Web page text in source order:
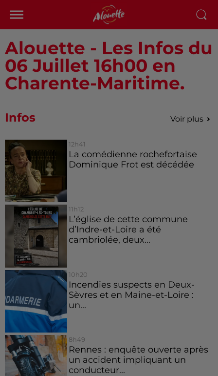
Alouette - Les Infos du
06 Juillet 16h00 en
Charente-Maritime.
Infos Voir plus
12h41
La comédienne rochefortaise
Dominique Frot est décédée
11h12
L’église de cette commune
d’Indre-et-Loire a été
cambriolée, deux...
10h20
Incendies suspects en Deux-
Sèvres et en Maine-et-Loire :
un...
8h49
Rennes : enquête ouverte après
un accident impliquant un
conducteur...